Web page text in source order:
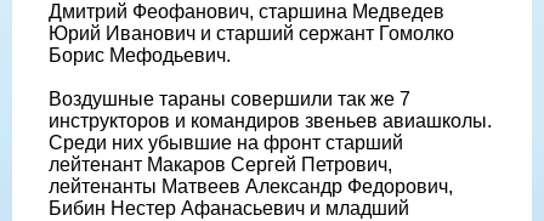
Дмитрий Феофанович, старшина Медведев
Юрий Иванович и старший сержант Гомолко
Борис Мефодьевич.
Воздушные тараны совершили так же 7
инструкторов и командиров звеньев авиашколы.
Среди них убывшие на фронт старший
лейтенант Макаров Сергей Петрович,
лейтенанты Матвеев Александр Федорович,
Бибин Нестер Афанасьевич и младший